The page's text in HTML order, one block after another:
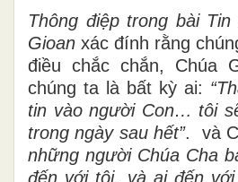
Thông điệp trong bài
Gioan xác đính rằng
điều chắc chắn, Chúa
chúng ta là bất kỳ ai:
tin vào người Con… tôi
trong ngày sau hết”. và
những người Chúa Cha
đến với tôi, và ai đến